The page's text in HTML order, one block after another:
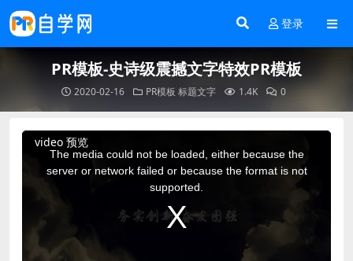
登录
PR模板-史诗级震撼文字特效PR模板
2020-02-16 PR模板 标题文字 1.4K 0
video 预览
This
The media could not be loaded, either because the
server or network failed or because the format is not
supported.